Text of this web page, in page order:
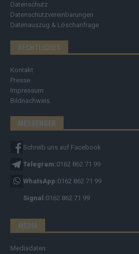
Datenschutz
Datenschutzvereinbarungen
Datenauszug & Löschanfrage
RECHTLICHES
Kontakt
Presse
Impressum
Bildnachweis
MESSENGER
Schreib uns auf Facebook
Telegram:0162 862 71 99
WhatsApp:0162 862 71 99
Signal:0162 862 71 99
MEDIA
Mediadaten